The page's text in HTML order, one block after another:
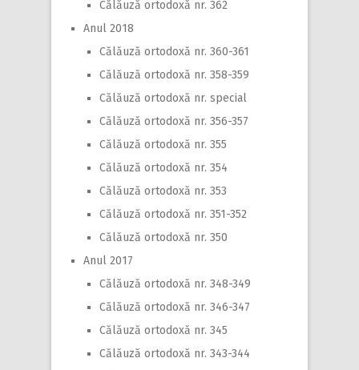
Călăuză ortodoxă nr. 362
Anul 2018
Călăuză ortodoxă nr. 360-361
Călăuză ortodoxă nr. 358-359
Călăuză ortodoxă nr. special
Călăuză ortodoxă nr. 356-357
Călăuză ortodoxă nr. 355
Călăuză ortodoxă nr. 354
Călăuză ortodoxă nr. 353
Călăuză ortodoxă nr. 351-352
Călăuză ortodoxă nr. 350
Anul 2017
Călăuză ortodoxă nr. 348-349
Călăuză ortodoxă nr. 346-347
Călăuză ortodoxă nr. 345
Călăuză ortodoxă nr. 343-344